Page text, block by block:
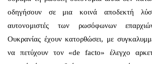
οδηγήσουν σε μια κοινά αποδεκτή
αυτονομιστές των ρωσόφωνων
Ουκρανίας έχουν κατορθώσει, με
να πετύχουν τον «de facto» έλεγχο